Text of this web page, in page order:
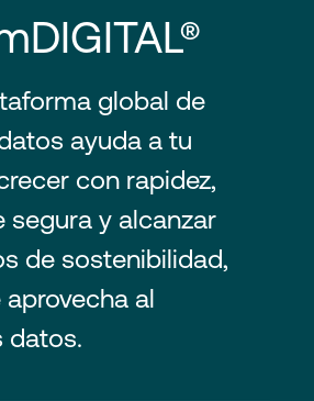
global de
ayuda a tu
con rapidez,
segura y alcanzar
de sostenibilidad,
aprovecha al
datos.